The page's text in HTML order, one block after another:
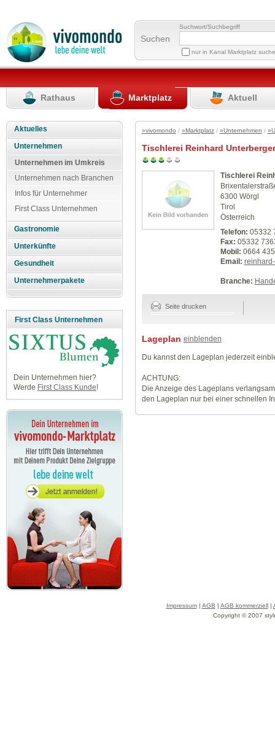
Suchen
Suchwort/Suchbegriff
nur in Kanal Marktplatz
Rathaus Marktplatz Aktuell
Aktuelles
Unternehmen
Unternehmen im Umkreis
Unternehmen nach Branchen
Infos für Unternehmer
First Class Unternehmen
Gastronomie
Unterkünfte
Gesundheit
Unternehmerpakete
First Class Unternehmen
Dein Unternehmen hier?
Werde First Class Kunde!
»vivomondo / »Marktplatz/ »Unternehmen /
Tischlerei Reinhard Unterberger
Tischlerei
6300 Wörgl
Tirol
Österreich
Telefon: 05332
Fax: 05332
Mobil: 0664
Email:
Branche:
Seite drucken
Lageplan einblenden
Du kannst den Lageplan jederzeit
ACHTUNG:
Die Anzeige des Lageplans
den Lageplan nur bei einer schnellen
Impressum| AGB | AGB kommerziell|
Copyright © 2007